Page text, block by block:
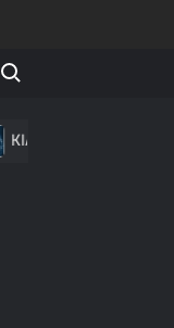
Search for: